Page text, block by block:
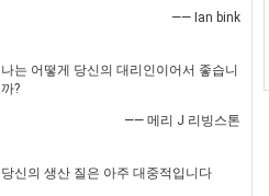
—— Ian bink
나는 어떻게 당신의 대리인이어서 좋습니
까?
—— 메리 J 리빙스톤
당신의 생산 질은 아주 대중적입니다